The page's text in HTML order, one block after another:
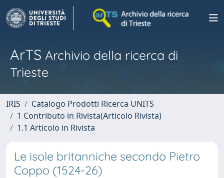
ArTS Archivio della ricerca di
Trieste
IRIS
Catalogo Prodotti Ricerca UNITS
1 Contributo in Rivista(Articolo Rivista)
1.1 Articolo in Rivista
Le isole britanniche secondo Pietro
Coppo (1524-26)